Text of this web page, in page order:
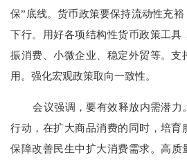
保”底线。货币政策要保持流动性充
下行。用好各项结构性货币政策工具
振消费、小微企业、稳定外贸等。支
用。强化宏观政策取向一致性。
会议强调，要有效释放内需潜力
行动，在扩大商品消费的同时，培育
保障改善民生中扩大消费需求。高质